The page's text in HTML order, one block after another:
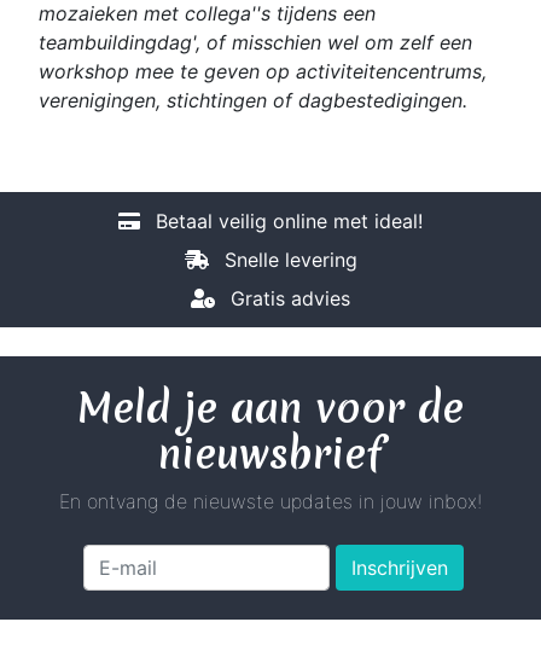
mozaieken met collega''s tijdens een
teambuildingdag', of misschien wel om zelf een
workshop mee te geven op activiteitencentrums,
verenigingen, stichtingen of dagbestedigingen.
Betaal veilig online met ideal!
Snelle levering
Gratis advies
Meld je aan voor de
nieuwsbrief
En ontvang de nieuwste updates in jouw inbox!
Inschrijven